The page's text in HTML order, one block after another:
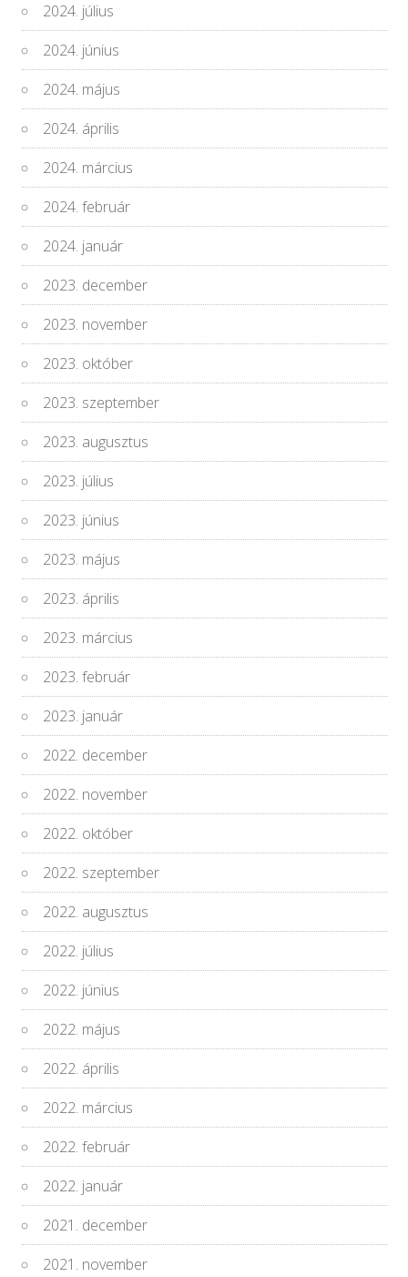
2024. július
2024. június
2024. május
2024. április
2024. március
2024. február
2024. január
2023. december
2023. november
2023. október
2023. szeptember
2023. augusztus
2023. július
2023. június
2023. május
2023. április
2023. március
2023. február
2023. január
2022. december
2022. november
2022. október
2022. szeptember
2022. augusztus
2022. július
2022. június
2022. május
2022. április
2022. március
2022. február
2022. január
2021. december
2021. november